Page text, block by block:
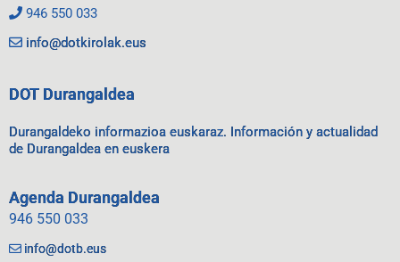
946 550 033
info@dotkirolak.eus
DOT Durangaldea
Durangaldeko informazioa euskaraz. Información y actualidad
de Durangaldea en euskera
Agenda Durangaldea
946 550 033
info@dotb.eus